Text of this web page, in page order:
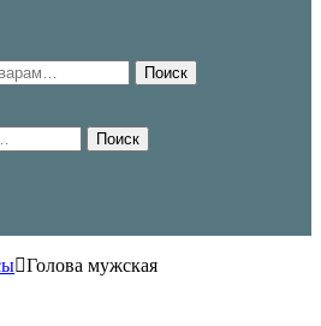
Поиск
Поиск
Голова мужская